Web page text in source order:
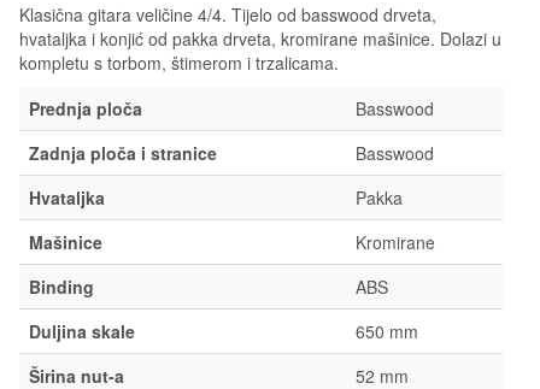
Klasična gitara veličine 4/4. Tijelo od basswood drveta,
hvataljka i konjić od pakka drveta, kromirane mašinice. Dolazi u
kompletu s torbom, štimerom i trzalicama.
Prednja ploča
Basswood
Zadnja ploča i stranice
Basswood
Hvataljka
Pakka
Mašinice
Kromirane
Binding
ABS
Duljina skale
650 mm
Širina nut-a
52 mm